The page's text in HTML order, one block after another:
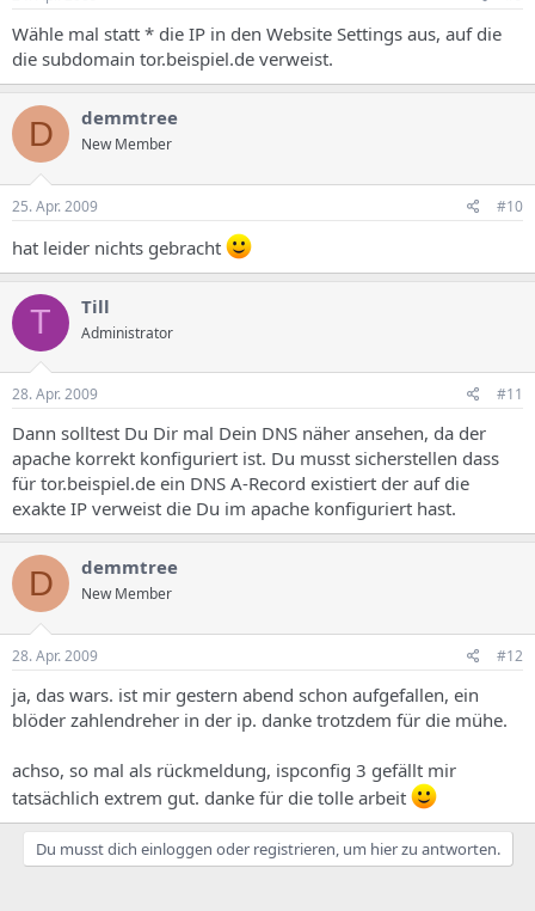
<Directory /var/www/clients/client0/web1/web>
Options FollowSymLinks
AllowOverride Indexes AuthConfig Limit
Allow from all
# ssi enabled
AddType text/html .shtml
AddOutputFilter INCLUDES .shtml
</Directory>
# cgi enabled
<Directory /var/www/clients/client0/web1/cgi-bin>
Order allow,deny
Allow from all
</Directory>
ScriptAlias /cgi-bin/ /var/www/clients/client0/web1/cgi-bin/
AddHandler cgi-script .cgi
AddHandler cgi-script .pl
# suexec enabled
SuexecUserGroup web1 client0
# mod_php enabled
AddType application/x-httpd-php .php .php3 .php4 .php5
php_admin_value sendmail_path "/usr/sbin/sendmail -t -i
fwebmaster@tor.beispiel.de
php_admin_value upload_tmp_dir
/var/www/clients/client0/web1/tmp
php_admin_value session.save_path
/var/www/clients/client0/web1/tmp
/var/www/clients/client0/web1:/usr/share/php5
</VirtualHost>
Wähle mal statt * die IP in den Website Settings aus, auf die
die subdomain tor.beispiel.de verweist.
D demmtree
New Member
25. Apr. 2009 #10
hat leider nichts gebracht
T Till
Administrator
28. Apr. 2009 #11
Dann solltest Du Dir mal Dein DNS näher ansehen, da der
apache korrekt konfiguriert ist. Du musst sicherstellen dass
für tor.beispiel.de ein DNS A-Record existiert der auf die
exakte IP verweist die Du im apache konfiguriert hast.
D demmtree
New Member
28. Apr. 2009 #12
ja, das wars. ist mir gestern abend schon aufgefallen, ein
blöder zahlendreher in der ip. danke trotzdem für die mühe.
achso, so mal als rückmeldung, ispconfig 3 gefällt mir
tatsächlich extrem gut. danke für die tolle arbeit
Du musst dich einloggen oder registrieren, um hier zu antworten.